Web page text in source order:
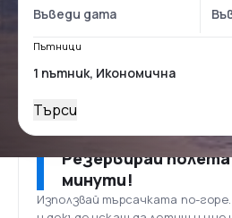
Пътници
Търси
Резервирай
минути!
Използвай търсачката по-